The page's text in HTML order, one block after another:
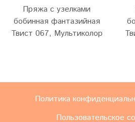
Пряжа с узелками
бобинная фантазийная
Твист 067, Мультиколор
Политика
Пользовательское